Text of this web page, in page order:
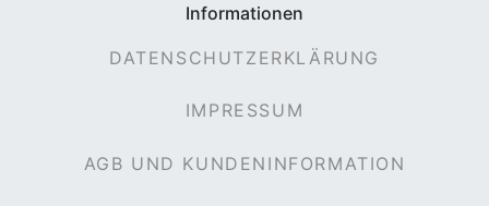
Informationen
DATENSCHUTZERKLÄRUNG
IMPRESSUM
AGB UND KUNDENINFORMATION